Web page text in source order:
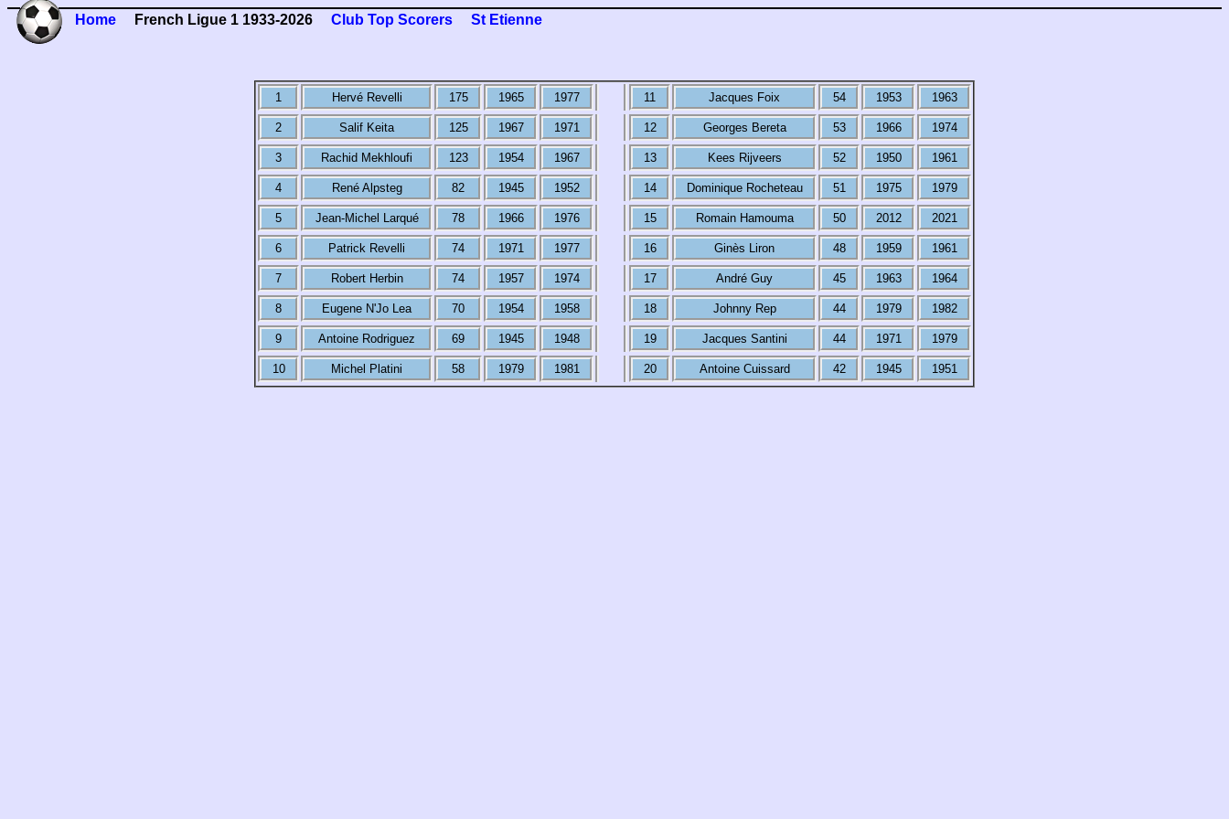
Home French Ligue 1 1933-2026 Club Top Scorers St Etienne
1 Hervé Revelli 175 1965 1977 11 Jacques Foix 54 1953 1963
2 Salif Keita 125 1967 1971 12 Georges Bereta 53 1966 1974
3 Rachid Mekhloufi 123 1954 1967 13 Kees Rijveers 52 1950 1961
4 René Alpsteg 82 1945 1952 14 Dominique Rocheteau 51 1975 1979
5 Jean-Michel Larqué 78 1966 1976 15 Romain Hamouma 50 2012 2021
6 Patrick Revelli 74 1971 1977 16 Ginès Liron 48 1959 1961
7 Robert Herbin 74 1957 1974 17 André Guy 45 1963 1964
8 Eugene N'Jo Lea 70 1954 1958 18 Johnny Rep 44 1979 1982
9 Antoine Rodriguez 69 1945 1948 19 Jacques Santini 44 1971 1979
10 Michel Platini 58 1979 1981 20 Antoine Cuissard 42 1945 1951